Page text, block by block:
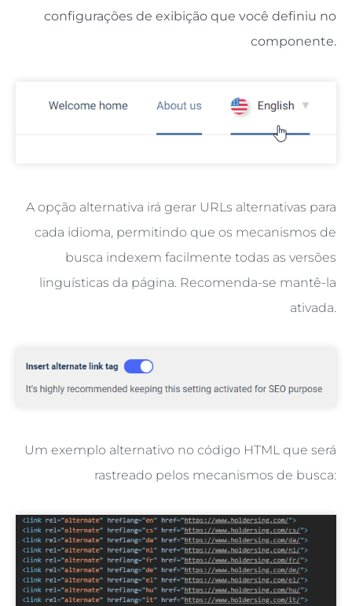
configurações de exibição que você definiu no
componente.
A opção alternativa irá gerar URLs alternativas para
cada idioma, permitindo que os mecanismos de
busca indexem facilmente todas as versões
linguísticas da página. Recomenda-se mantê-la
ativada.
Um exemplo alternativo no código HTML que será
rastreado pelos mecanismos de busca: